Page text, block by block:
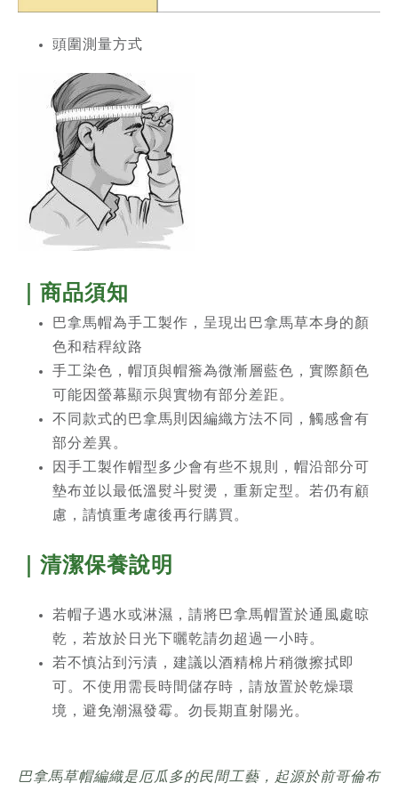
頭圍測量方式
｜商品須知
巴拿馬帽為手工製作，呈現出巴拿馬草本身的顏
色和秸稈紋路
手工染色，帽頂與帽簷為微漸層藍色，實際顏色
可能因螢幕顯示與實物有部分差距。
不同款式的巴拿馬則因編織方法不同，觸感會有
部分差異。
因手工製作帽型多少會有些不規則，帽沿部分可
墊布並以最低溫熨斗熨燙，重新定型。若仍有顧
慮，請慎重考慮後再行購買。
｜清潔保養說明
若帽子遇水或淋濕，請將巴拿馬帽置於通風處晾
乾，若放於日光下曬乾請勿超過一小時。
若不慎沾到污漬，建議以酒精棉片稍微擦拭即
可。不使用需長時間儲存時，請放置於乾燥環
境，避免潮濕發霉。勿長期直射陽光。
巴拿馬草帽編織是厄瓜多的民間工藝，起源於前哥倫布